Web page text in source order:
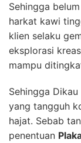
Sehingga
harkat kawi
klien selaku
eksplorasi
mampu
Sehingga
yang tangguh
hajat. Sebab
penentuan